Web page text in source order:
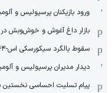
ورود بازیکنان پرسپولیس و
بازار داغ آغوش و خوش‌و‌بش
سقوط بالگرد سیکورسکی اس-۶۴ آمریکا
دیدار مدیران پرسپولیس و
پیام تسلیت احساسی نخستین